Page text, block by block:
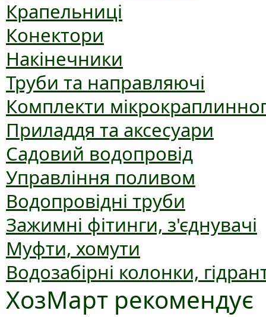
Крапельниці
Конектори
Накінечники
Труби та направляючі
Комплекти
Приладдя та аксесуари
Садовий водопровід
Управління поливом
Водопровідні труби
Зажимні фітинги, з'єднувачі
Муфти, хомути
Водозабірні колонки,
ХозМарт рекомендує